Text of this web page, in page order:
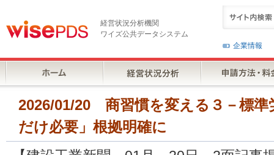
経営状況分析機関
ワイズ公共データシステム
企業情報
2026/01/20 商習慣を変える３－標準
だけ必要」根拠明確に